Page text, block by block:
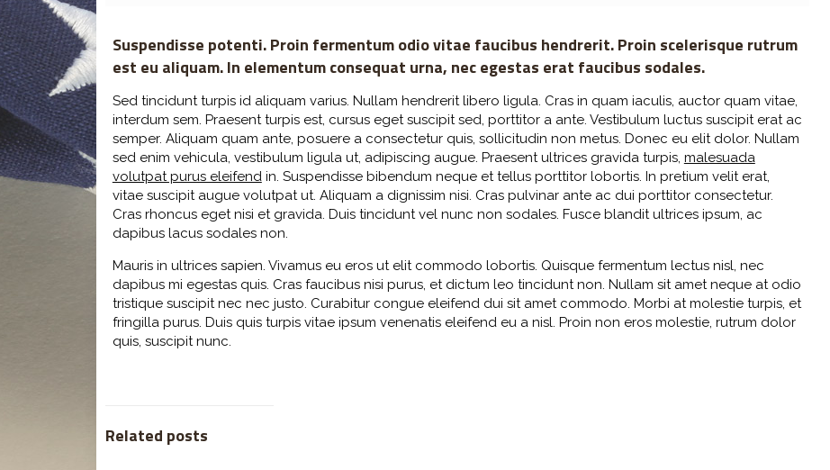
Suspendisse potenti. Proin fermentum odio vitae faucibus hendrerit. Proin scelerisque rutrum
est eu aliquam. In elementum consequat urna, nec egestas erat faucibus sodales.
Sed tincidunt turpis id aliquam varius. Nullam hendrerit libero ligula. Cras in quam iaculis, auctor quam vitae,
interdum sem. Praesent turpis est, cursus eget suscipit sed, porttitor a ante. Vestibulum luctus suscipit erat ac
semper. Aliquam quam ante, posuere a consectetur quis, sollicitudin non metus. Donec eu elit dolor. Nullam
sed enim vehicula, vestibulum ligula ut, adipiscing augue. Praesent ultrices gravida turpis, malesuada
volutpat purus eleifendin. Suspendisse bibendum neque et tellus porttitor lobortis. In pretium velit erat,
vitae suscipit augue volutpat ut. Aliquam a dignissim nisi. Cras pulvinar ante ac dui porttitor consectetur.
Cras rhoncus eget nisi et gravida. Duis tincidunt vel nunc non sodales. Fusce blandit ultrices ipsum, ac
dapibus lacus sodales non.
Mauris in ultrices sapien. Vivamus eu eros ut elit commodo lobortis. Quisque fermentum lectus nisl, nec
dapibus mi egestas quis. Cras faucibus nisi purus, et dictum leo tincidunt non. Nullam sit amet neque at odio
tristique suscipit nec nec justo. Curabitur congue eleifend dui sit amet commodo. Morbi at molestie turpis, et
fringilla purus. Duis quis turpis vitae ipsum venenatis eleifend eu a nisl. Proin non eros molestie, rutrum dolor
quis, suscipit nunc.
Related posts